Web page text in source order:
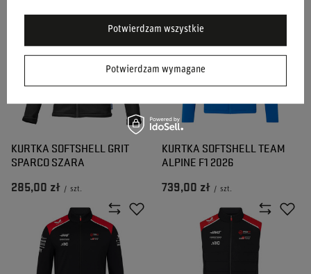
KURTKA SOFTSHELL GRIT
SPARCO SZARA
285,00 zł / szt.
KURTKA SOFTSHELL TEAM
ALPINE F1 2026
739,00 zł / szt.
Potwierdzam wymagane
Potwierdzam wszystkie